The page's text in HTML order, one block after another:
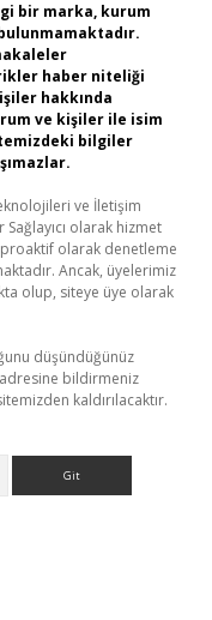
bir marka, kurum
haber niteliği
hakkında
ve kişiler ile isim
bilgiler
ve İletişim
olarak hizmet
olarak denetleme
Ancak, üyelerimiz
olup, siteye üye olarak
düşündüğünüz
adresine bildirmeniz
kaldırılacaktır.